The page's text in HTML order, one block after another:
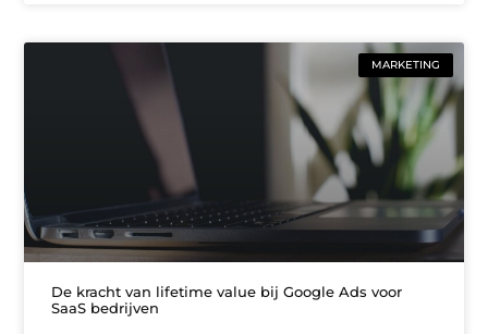
MARKETING
De kracht van lifetime value bij Google Ads voor
SaaS bedrijven